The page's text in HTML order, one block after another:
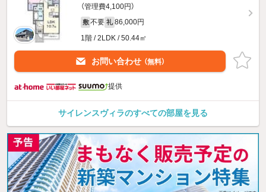
（管理費4,100円）
敷 不要 礼 86,000円
1階 / 2LDK / 50.44㎡
お問い合わせ （無料）
提供
サイレンスヴィラのすべての部屋を見る